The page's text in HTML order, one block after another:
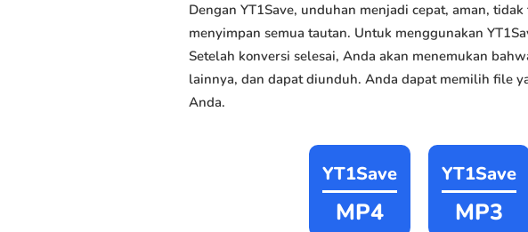
Dengan YT1Save, unduhan menjadi cepat, aman,
menyimpan semua tautan. Untuk menggunakan
Setelah konversi selesai, Anda akan menemukan
lainnya, dan dapat diunduh. Anda dapat memilih file
Anda.
YT1Save
MP4
YT1Save
MP3